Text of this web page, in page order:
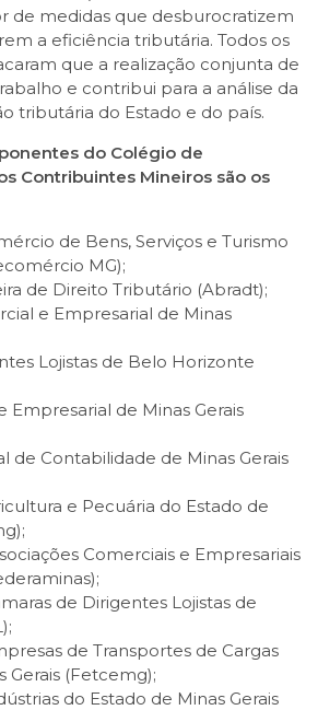
de medidas que desburocratizem
a eficiência tributária. Todos os
que a realização conjunta de
e contribui para a análise da
tributária do Estado e do país.
do Colégio de
Contribuintes Mineiros são os
de Bens, Serviços e Turismo
MG);
de Direito Tributário (Abradt);
e Empresarial de Minas
Lojistas de Belo Horizonte
Empresarial de Minas Gerais
de Contabilidade de Minas Gerais
e Pecuária do Estado de
Comerciais e Empresariais
de Dirigentes Lojistas de
de Transportes de Cargas
Gerais (Fetcemg);
do Estado de Minas Gerais